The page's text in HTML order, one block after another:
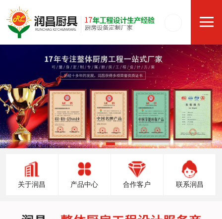
关于润昌 产品中心 合作客户 联系润昌